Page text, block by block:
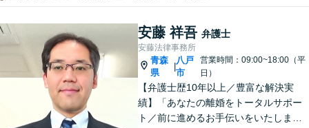
安藤 祥吾 弁護士
安藤法律事務所
青森
県
|
八戸
市
営業時間：09:00~18:00（平
日）
【弁護士歴10年以上／豊富な解決実
績】「あなたの離婚をトータルサポー
ト／前に進めるお手伝いをいたしま